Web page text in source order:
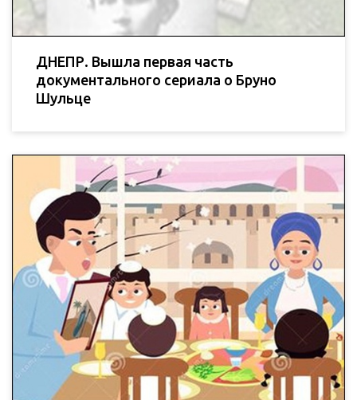
ДНЕПР. Вышла первая часть
документального сериала о Бруно
Шульце